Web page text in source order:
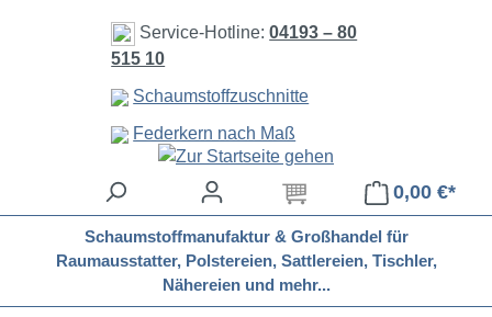
Zum Hauptinhalt springen
Service-Hotline:04193 – 80
515 10
Schaumstoffzuschnitte
Federkern nach Maß
0,00 €*
Schaumstoffmanufaktur & Großhandel für
Raumausstatter, Polstereien, Sattlereien, Tischler,
Nähereien und mehr...